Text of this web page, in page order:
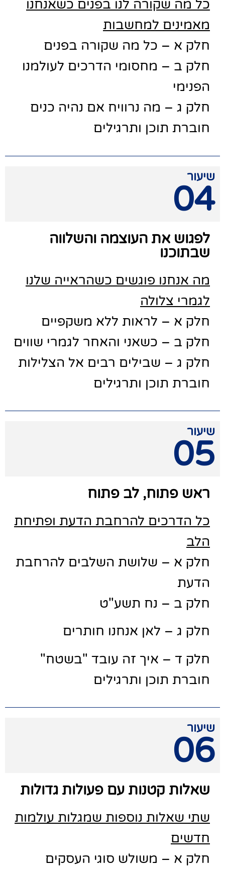
כל מה שקורה לנו בפנים כשאנחנו
מאמינים למחשבות
חלק א – כל מה שקורה בפנים
חלק ב – מחסומי הדרכים לעולמנו
הפנימי
חלק ג – מה נרוויח אם נהיה כנים
חוברת תוכן ותרגילים
שיעור
04
לפגוש את העוצמה והשלווה
שבתוכנו
מה אנחנו פוגשים כשהראייה שלנו
לגמרי צלולה
חלק א – לראות ללא משקפיים
חלק ב – כשאני והאחר לגמרי שווים
חלק ג – שבילים רבים אל הצלילות
חוברת תוכן ותרגילים
שיעור
05
ראש פתוח, לב פתוח
כל הדרכים להרחבת הדעת ופתיחת
הלב
חלק א – שלושת השלבים להרחבת
הדעת
חלק ב – נח תשע"ט
חלק ג – לאן אנחנו חותרים
חלק ד – איך זה עובד "בשטח"
חוברת תוכן ותרגילים
שיעור
06
שאלות קטנות עם פעולות גדולות
שתי שאלות נוספות שמגלות עולמות
חדשים
חלק א – משולש סוגי העסקים